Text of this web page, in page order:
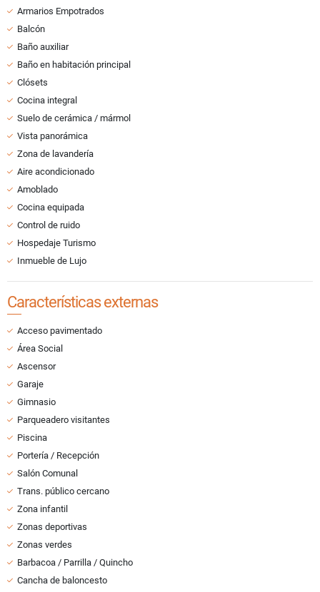
Armarios Empotrados
Balcón
Baño auxiliar
Baño en habitación principal
Clósets
Cocina integral
Suelo de cerámica / mármol
Vista panorámica
Zona de lavandería
Aire acondicionado
Amoblado
Cocina equipada
Control de ruido
Hospedaje Turismo
Inmueble de Lujo
Características externas
Acceso pavimentado
Área Social
Ascensor
Garaje
Gimnasio
Parqueadero visitantes
Piscina
Portería / Recepción
Salón Comunal
Trans. público cercano
Zona infantil
Zonas deportivas
Zonas verdes
Barbacoa / Parrilla / Quincho
Cancha de baloncesto